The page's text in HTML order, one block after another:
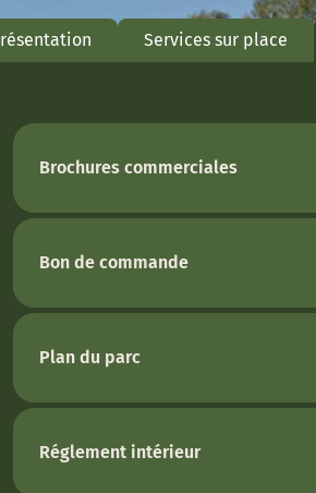
Services sur place
Brochures commerciales
Bon de commande
Plan du parc
Réglement intérieur